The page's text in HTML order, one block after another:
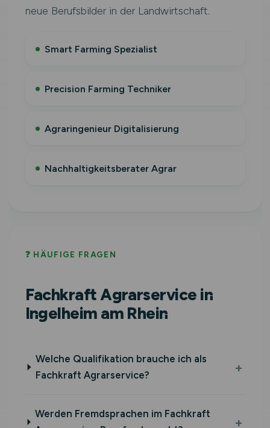
neue Berufsbilder in der Landwirtschaft.
Smart Farming Spezialist
Precision Farming Techniker
Agraringenieur Digitalisierung
Nachhaltigkeitsberater Agrar
❓ HÄUFIGE FRAGEN
Fachkraft Agrarservice in
Ingelheim am Rhein
Welche Qualifikation brauche ich als
Fachkraft Agrarservice?
Werden Fremdsprachen im Fachkraft